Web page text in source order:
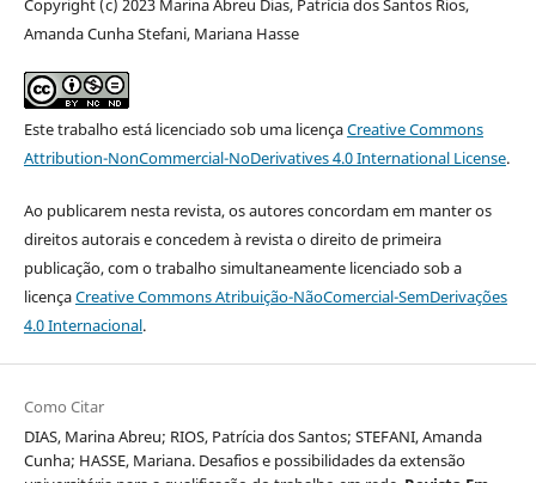
Copyright (c) 2023 Marina Abreu Dias, Patrícia dos Santos Rios,
Amanda Cunha Stefani, Mariana Hasse
Este trabalho está licenciado sob uma licençaCreative Commons
Attribution-NonCommercial-NoDerivatives 4.0 International License.
Ao publicarem nesta revista, os autores concordam em manter os
direitos autorais e concedem à revista o direito de primeira
publicação, com o trabalho simultaneamente licenciado sob a
licençaCreative Commons Atribuição-NãoComercial-SemDerivações
4.0 Internacional.
Como Citar
DIAS, Marina Abreu; RIOS, Patrícia dos Santos; STEFANI, Amanda
Cunha; HASSE, Mariana. Desafios e possibilidades da extensão